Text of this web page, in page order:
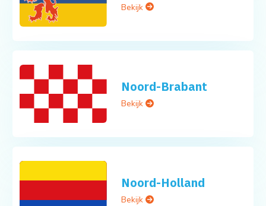
Bekijk
Noord-Brabant
Bekijk
Noord-Holland
Bekijk